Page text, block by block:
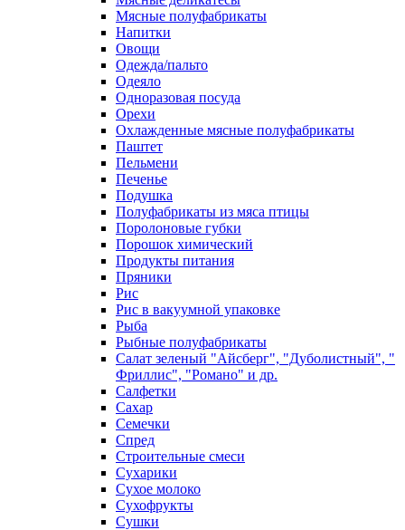
Мясные полуфабрикаты
Напитки
Овощи
Одежда/пальто
Одеяло
Одноразовая посуда
Орехи
Охлажденные мясные полуфабрикаты
Паштет
Пельмени
Печенье
Подушка
Полуфабрикаты из мяса птицы
Поролоновые губки
Порошок химический
Продукты питания
Пряники
Рис
Рис в вакуумной упаковке
Рыба
Рыбные полуфабрикаты
Салат зеленый "Айсберг", "Дуболистный", "
Фриллис", "Романо" и др.
Салфетки
Сахар
Семечки
Спред
Строительные смеси
Сухарики
Сухое молоко
Сухофрукты
Сушки